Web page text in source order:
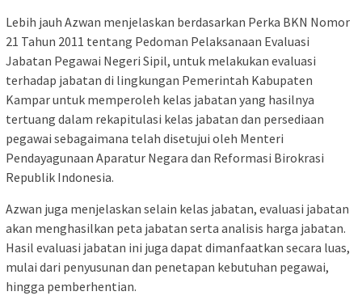
Lebih jauh Azwan menjelaskan berdasarkan Perka BKN Nomor
21 Tahun 2011 tentang Pedoman Pelaksanaan Evaluasi
Jabatan Pegawai Negeri Sipil, untuk melakukan evaluasi
terhadap jabatan di lingkungan Pemerintah Kabupaten
Kampar untuk memperoleh kelas jabatan yang hasilnya
tertuang dalam rekapitulasi kelas jabatan dan persediaan
pegawai sebagaimana telah disetujui oleh Menteri
Pendayagunaan Aparatur Negara dan Reformasi Birokrasi
Republik Indonesia.
Azwan juga menjelaskan selain kelas jabatan, evaluasi jabatan
akan menghasilkan peta jabatan serta analisis harga jabatan.
Hasil evaluasi jabatan ini juga dapat dimanfaatkan secara luas,
mulai dari penyusunan dan penetapan kebutuhan pegawai,
hingga pemberhentian.